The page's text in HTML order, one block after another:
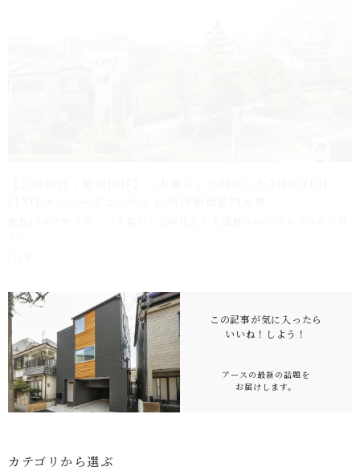
この記事が気に入ったら
いいね！ しよう！
アースの最新の話題を
お届けします。
カテゴリから選ぶ